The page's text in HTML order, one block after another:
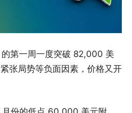
第一周一度突破 82,000 美
张局势等负面因素，价格又开